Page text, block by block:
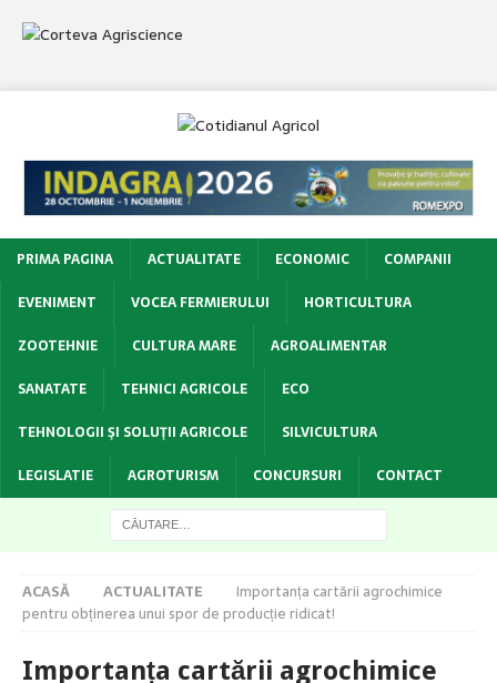
PRIMA PAGINA ACTUALITATE ECONOMIC
COMPANII
EVENIMENT
VOCEA FERMIERULUI
HORTICULTURA
ZOOTEHNIE
CULTURA MARE
AGROALIMENTAR
SANATATE
TEHNICI AGRICOLE
ECO
TEHNOLOGII ŞI SOLUŢII AGRICOLE
SILVICULTURA
LEGISLATIE
AGROTURISM CONCURSURI CONTACT
ACASĂ ACTUALITATE
Importanța cartării agrochimice
pentru obținerea unui spor de producție ridicat!
Importanța cartării agrochimice